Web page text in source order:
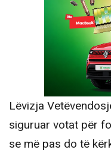
Lëvizja
siguruar votat për
se më pas do të